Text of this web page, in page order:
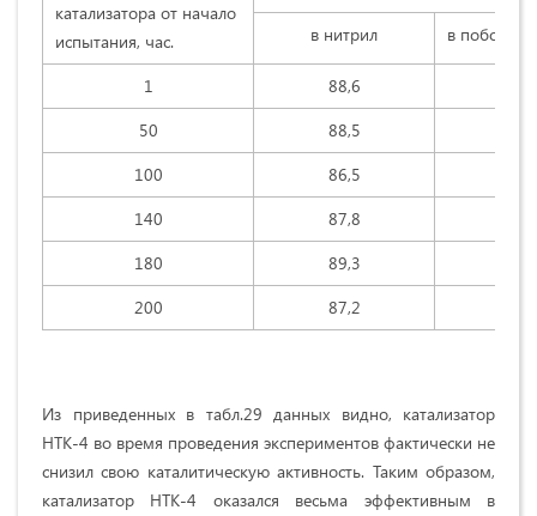
катализатора от начало
испытания, час.
в нитрил в
1 88,6
50
88,5
100
86,5
140
87,8
180
89,3
200
87,2
Из приведенных в табл.29 данных видно, катализатор
НТК-4 во время проведения экспериментов фактически не
снизил свою каталитическую активность. Таким образом,
катализатор НТК-4 оказался весьма эффективным в